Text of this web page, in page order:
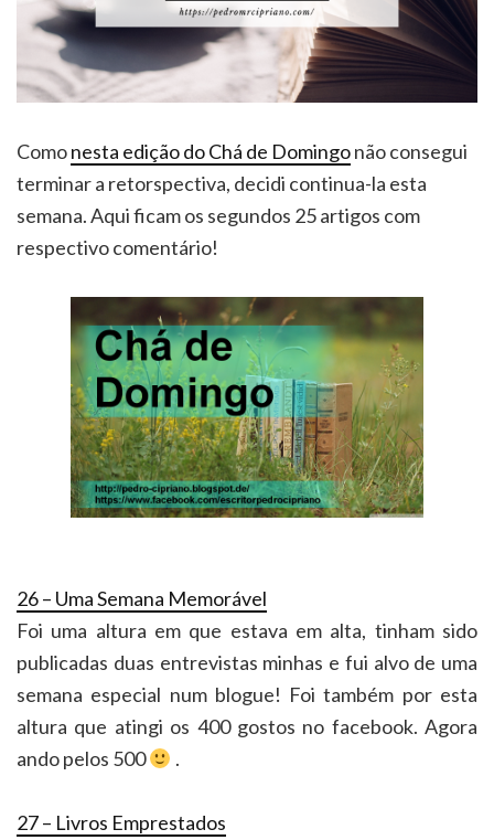
Comonesta edição do Chá de Domingonão consegui
terminar a retorspectiva, decidi continua-la esta
semana. Aqui ficam os segundos 25 artigos com
respectivo comentário!
26 – Uma Semana Memorável
Foi uma altura em que estava em alta, tinham sido
publicadas duas entrevistas minhas e fui alvo de uma
semana especial num blogue! Foi também por esta
altura que atingi os 400 gostos no facebook. Agora
ando pelos 500
.
27 – Livros Emprestados